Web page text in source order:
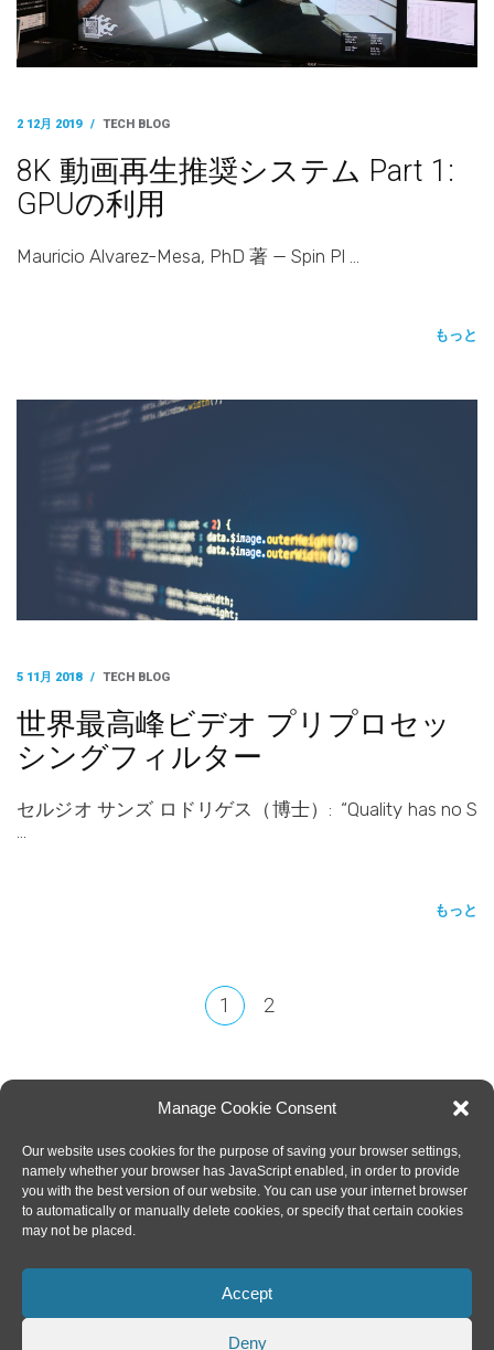
Manage Cookie Consent
Our website uses cookies for the purpose of saving your browser settings,
namely whether your browser has JavaScript enabled, in order to provide
you with the best version of our website. You can use your internet browser
to automatically or manually delete cookies, or specify that certain cookies
may not be placed.
Accept
Deny
2 12月 2019 / TECH BLOG
8K 動画再生推奨システム Part 1:
GPUの利用
Mauricio Alvarez-Mesa, PhD 著 — Spin Pl …
もっと
5 11月 2018 / TECH BLOG
世界最高峰ビデオ プリプロセッ
シングフィルター
セルジオ サンズ ロドリゲス（博士）: “Quality has no S
…
もっと
1 2
SPIN DIGITAL
Spin Digital Video Technologies GmbH
Helmholtzstraße 2-9, 10587 Berlin. Germany
LINKEDIN